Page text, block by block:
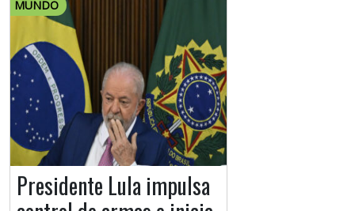
MUNDO
Presidente Lula impulsa